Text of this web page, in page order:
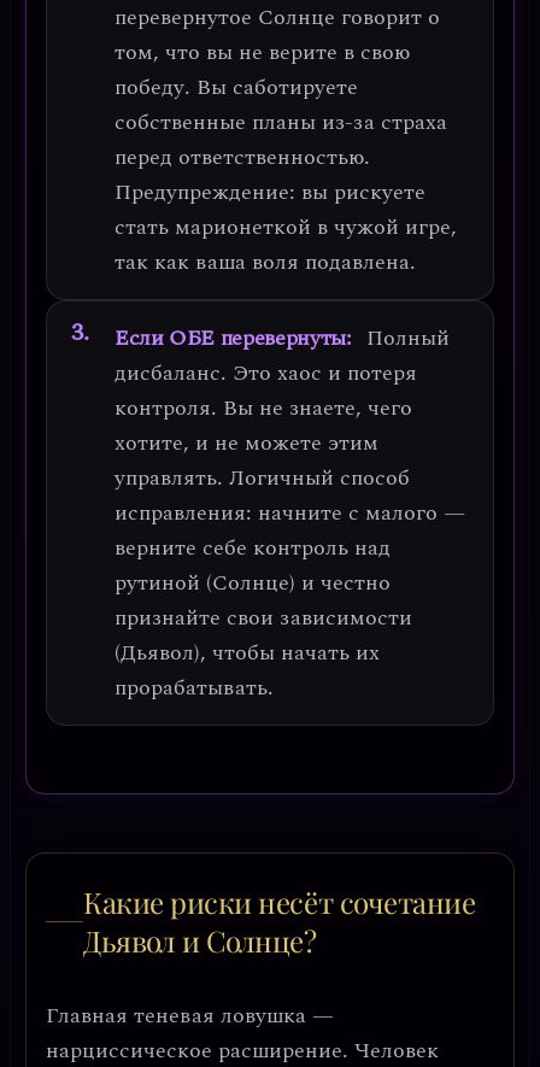
перевернутое Солнце говорит о
том, что вы не верите в свою
победу. Вы саботируете
собственные планы из-за страха
перед ответственностью.
Предупреждение: вы рискуете
стать марионеткой в чужой игре,
так как ваша воля подавлена.
Если ОБЕ перевернуты: Полный
дисбаланс. Это хаос и потеря
контроля. Вы не знаете, чего
хотите, и не можете этим
управлять. Логичный способ
исправления: начните с малого —
верните себе контроль над
рутиной (Солнце) и честно
признайте свои зависимости
(Дьявол), чтобы начать их
прорабатывать.
Какие риски несёт сочетание
Дьявол и Солнце?
Главная теневая ловушка —
нарциссическое расширение. Человек